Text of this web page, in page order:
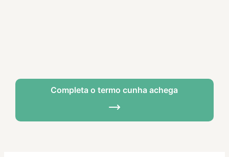
Completa o termo cunha achega